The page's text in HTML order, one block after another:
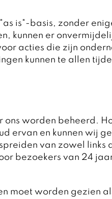
is"-basis, zonder
kunnen er
acties die zijn
kunnen te allen
worden beheerd.
ervan en kunnen wij
van zowel
bezoekers van 24
moet worden gezien